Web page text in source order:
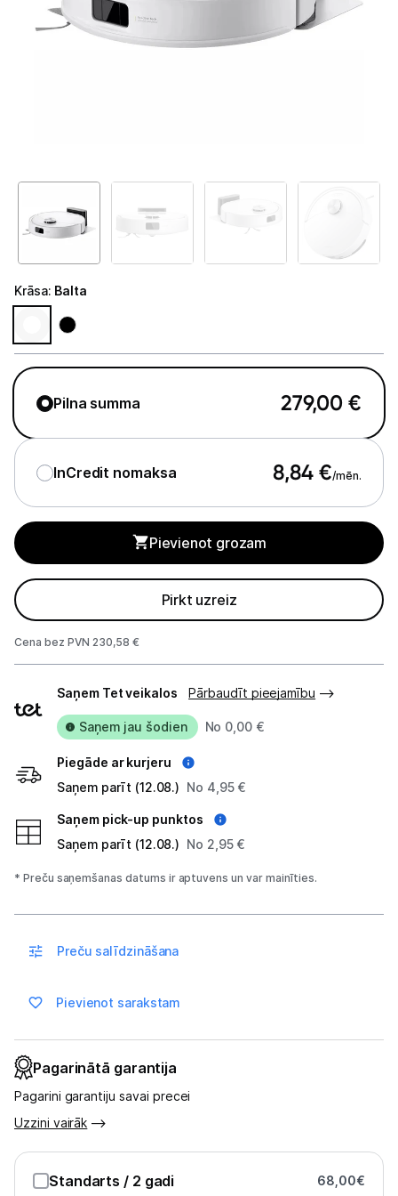
Telefoni, planšetdatori
Viedierīces
Mazā tehnika
Putekļu sūcēji
Putekļu sūcēju aksesuāri
Tīrīšanas iekārtas
Tvaika gludekļi
Tvaika tīrītāji
Kafijas pagatavošana
Mazā virtuves tehnika
Klimata iekārtas
Apģērbu kopšana
Skaistumkopšana
Ražotāju atjaunota tehnika
Vēlmju saraksts
Tehnikas izvešana
Uzņēmumiem
Tet pakalpojumi
Krāsa: Balta
Pilna summa 279,00 €
InCredit nomaksa 8,84 €/mēn.
Pievienot grozam
Pirkt uzreiz
Cena bez PVN 230,58 €
veidi
Saņem Tet veikalos Pārbaudīt pieejamību
Saņem jau šodien No 0,00 €
Piegāde ar kurjeru
Saņem parīt (12.08.) No 4,95 €
Saņem pick-up punktos
Saņem parīt (12.08.) No 2,95 €
* Preču saņemšanas datums ir aptuvens un var mainīties.
Preču salīdzināšana
Pievienot sarakstam
Pagarinātā garantija
Pagarini garantiju savai precei
Uzzini vairāk
Standarts / 2 gadi 68,00€